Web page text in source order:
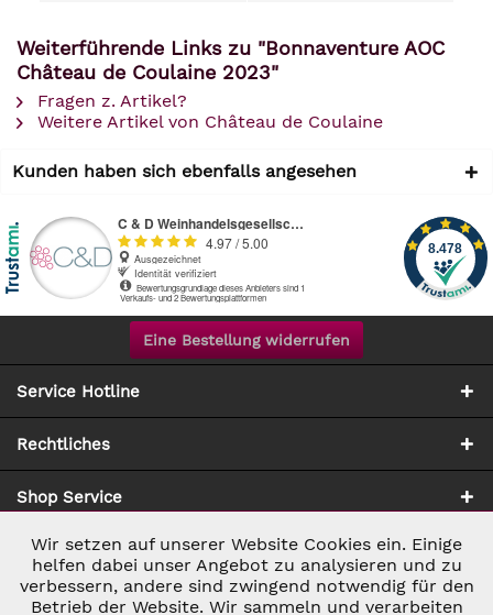
Weiterführende Links zu "Bonnaventure AOC
Château de Coulaine 2023"
Fragen z. Artikel?
Weitere Artikel von Château de Coulaine
Kunden haben sich ebenfalls angesehen
Eine Bestellung widerrufen
Service Hotline
Rechtliches
Shop Service
Zahlung & Versand
Notwendig Aktiv
Inaktiv
Wir setzen auf unserer Website Cookies ein. Einige
helfen dabei unser Angebot zu analysieren und zu
verbessern, andere sind zwingend notwendig für den
Betrieb der Website. Wir sammeln und verarbeiten